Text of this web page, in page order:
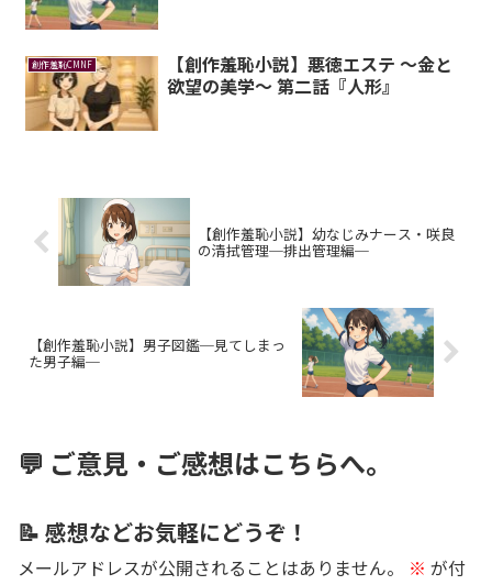
創作羞恥CMNF
【創作羞恥小説】悪徳エステ ～金と
欲望の美学～ 第二話『人形』
【創作羞恥小説】幼なじみナース・咲良
の清拭管理─排出管理編─
【創作羞恥小説】男子図鑑─見てしまっ
た男子編─
💬 ご意見・ご感想はこちらへ。
📝 感想などお気軽にどうぞ！
メールアドレスが公開されることはありません。 ※ が付